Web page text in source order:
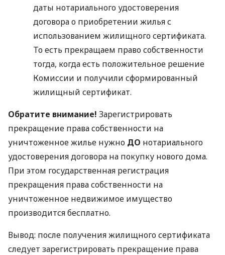
даты нотариального удостоверения
договора о приобретении жилья с
использованием жилищного сертификата.
То есть прекращаем право собственности
тогда, когда есть положительное решение
Комиссии и получили сформированный
жилищный сертификат.
Обратите внимание! Зарегистрировать
прекращение права собственности на
уничтоженное жилье нужно ДО нотариального
удостоверения договора на покупку нового дома.
При этом государственная регистрация
прекращения права собственности на
уничтоженное недвижимое имущество
производится бесплатно.
Вывод: после получения жилищного сертификата
следует зарегистрировать прекращение права